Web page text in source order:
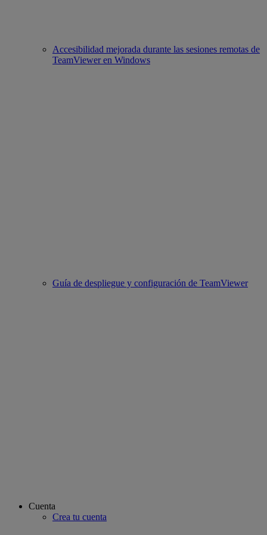
Accesibilidad mejorada durante las sesiones remotas de
TeamViewer en Windows
Guía de despliegue y configuración de TeamViewer
Cuenta
Crea tu cuenta